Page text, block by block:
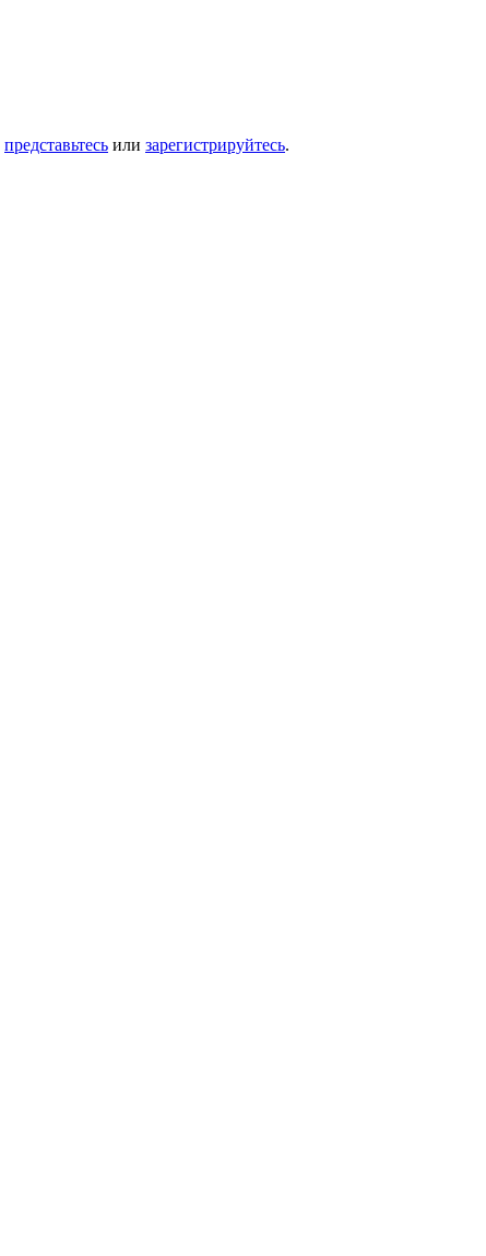
представьтесь или зарегистрируйтесь.